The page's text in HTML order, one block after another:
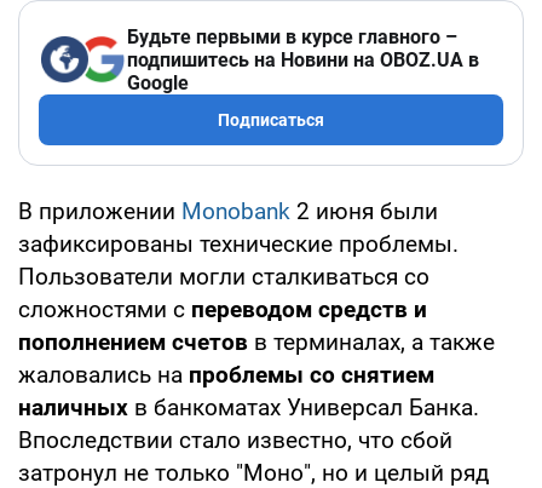
Будьте первыми в курсе главного –
подпишитесь на Новини на OBOZ.UA в
Google
Подписаться
В приложении Monobank 2 июня были
зафиксированы технические проблемы.
Пользователи могли сталкиваться со
сложностями с переводом средств и
пополнением счетов в терминалах, а также
жаловались на проблемы со снятием
наличных в банкоматах Универсал Банка.
Впоследствии стало известно, что сбой
затронул не только "Моно", но и целый ряд